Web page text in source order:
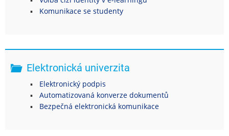
Komunikace se studenty
Elektronická univerzita
Elektronický podpis
Automatizovaná konverze dokumentů
Bezpečná elektronická komunikace